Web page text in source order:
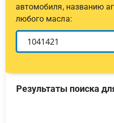
автомобиля, названию
любого масла:
Результаты поиска